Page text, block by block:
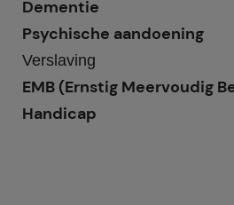
Dementie
Psychische aandoening
Verslaving
EMB (Ernstig Meervoudig
Handicap